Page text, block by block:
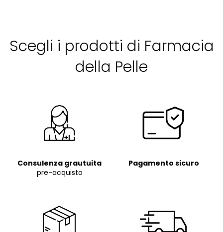
Scegli i prodotti di Farmacia
della Pelle
Consulenza grautuita
pre-acquisto
Pagamento sicuro